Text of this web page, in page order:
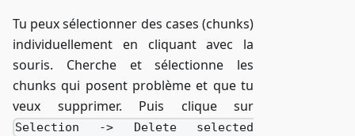
Tu peux sélectionner des cases (chunks)
individuellement en cliquant avec la
souris. Cherche et sélectionne les
chunks qui posent problème et que tu
veux supprimer. Puis clique sur
Selection -> Delete selected